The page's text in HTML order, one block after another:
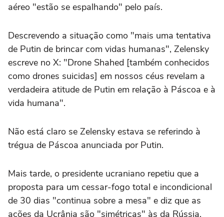
aéreo "estão se espalhando" pelo país.
Descrevendo a situação como "mais uma tentativa
de Putin de brincar com vidas humanas", Zelensky
escreve no X: "Drone Shahed [também conhecidos
como drones suicidas] em nossos céus revelam a
verdadeira atitude de Putin em relação à Páscoa e à
vida humana".
Não está claro se Zelensky estava se referindo à
trégua de Páscoa anunciada por Putin.
Mais tarde, o presidente ucraniano repetiu que a
proposta para um cessar-fogo total e incondicional
de 30 dias "continua sobre a mesa" e diz que as
ações da Ucrânia são "simétricas" às da Rússia.